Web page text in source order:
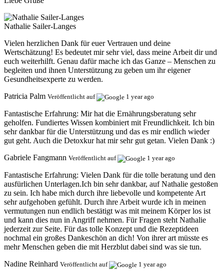
Nathalie Sailer-Langes
Vielen herzlichen Dank für euer Vertrauen und deine
Wertschätzung! Es bedeutet mir sehr viel, dass meine Arbeit dir und
euch weiterhilft. Genau dafür mache ich das Ganze – Menschen zu
begleiten und ihnen Unterstützung zu geben um ihr eigener
Gesundheitsexperte zu werden.
Patricia Palm Veröffentlicht auf 1 year ago
Fantastische Erfahrung: Mir hat die Ernährungsberatung sehr
geholfen. Fundiertes Wissen kombiniert mit Freundlichkeit. Ich bin
sehr dankbar für die Unterstützung und das es mir endlich wieder
gut geht. Auch die Detoxkur hat mir sehr gut getan. Vielen Dank :)
Gabriele Fangmann Veröffentlicht auf 1 year ago
Fantastische Erfahrung: Vielen Dank für die tolle beratung und den
ausfürlichen Unterlagen.Ich bin sehr dankbar, auf Nathalie gestoßen
zu sein. Ich habe mich durch ihre liebevolle und kompetente Art
sehr aufgehoben gefühlt. Durch ihre Arbeit wurde ich in meinen
vermutungen nun endlich bestätigt was mit meinem Körper los ist
und kann dies nun in Angriff nehmen. Für Fragen steht Nathalie
jederzeit zur Seite. Für das tolle Konzept und die Rezeptideen
nochmal ein großes Dankeschön an dich! Von ihrer art müsste es
mehr Menschen geben die mit Herzblut dabei sind was sie tun.
Nadine Reinhard Veröffentlicht auf 1 year ago